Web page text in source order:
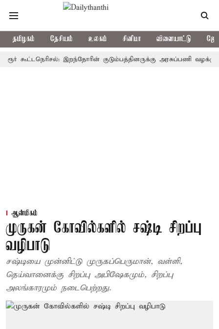
தமிழகம் தேசியம் உலகம் சினிமா விளையாட்டு
இறந்தோரின் குடும்பத்தினருக்கு அரசுப்பணி வழக்கு; வரும்
ஆன்மிகம்
முருகன் கோவில்களில் சஷ்டி சிறப்பு
வழிபாடு
சஷ்டியை முன்னிட்டு முருகப்பெருமான், வள்ளி,
தெய்வானைக்கு சிறப்பு அபிஷேகமும், சிறப்பு
அலங்காரமும் நடைபெற்றது.